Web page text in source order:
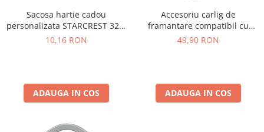
Sacosa hartie cadou
personalizata STARCREST 32 x
12 x 41 cm
10,16 RON
ADAUGA IN COS
Accesoriu carlig de
framantare compatibil cu
robotii de bucatarie Starcrest
49,90 RON
ADAUGA IN COS